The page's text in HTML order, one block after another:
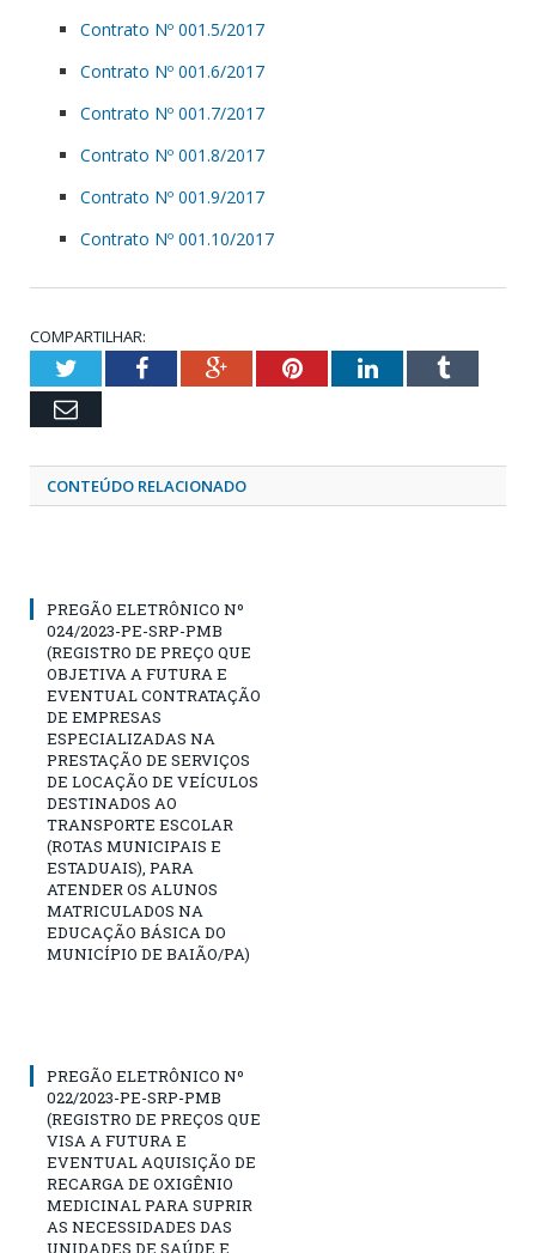
Contrato Nº 001.5/2017
Contrato Nº 001.6/2017
Contrato Nº 001.7/2017
Contrato Nº 001.8/2017
Contrato Nº 001.9/2017
Contrato Nº 001.10/2017
COMPARTILHAR:
TwitterFacebookGoogle+PinterestLinkedInTumblr
Email
CONTEÚDO RELACIONADO
PREGÃO ELETRÔNICO Nº
024/2023-PE-SRP-PMB
(REGISTRO DE PREÇO QUE
OBJETIVA A FUTURA E
EVENTUAL CONTRATAÇÃO
DE EMPRESAS
ESPECIALIZADAS NA
PRESTAÇÃO DE SERVIÇOS
DE LOCAÇÃO DE VEÍCULOS
DESTINADOS AO
TRANSPORTE ESCOLAR
(ROTAS MUNICIPAIS E
ESTADUAIS), PARA
ATENDER OS ALUNOS
MATRICULADOS NA
EDUCAÇÃO BÁSICA DO
MUNICÍPIO DE BAIÃO/PA)
PREGÃO ELETRÔNICO Nº
022/2023-PE-SRP-PMB
(REGISTRO DE PREÇOS QUE
VISA A FUTURA E
EVENTUAL AQUISIÇÃO DE
RECARGA DE OXIGÊNIO
MEDICINAL PARA SUPRIR
AS NECESSIDADES DAS
UNIDADES DE SAÚDE E